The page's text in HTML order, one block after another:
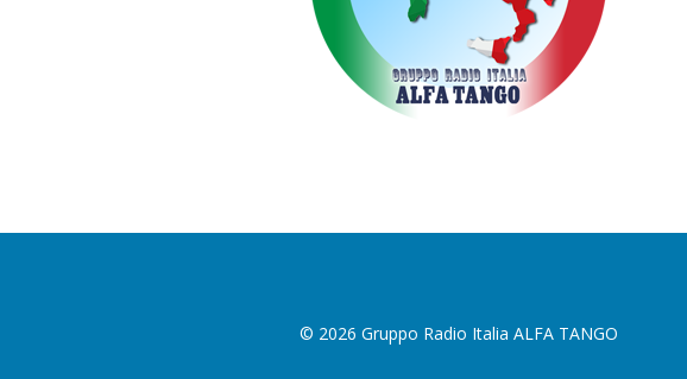
© 2026 Gruppo Radio Italia ALFA TANGO